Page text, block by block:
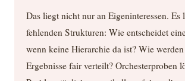
Das liegt nicht nur an Eigeninteressen. Es
fehlenden Strukturen: Wie entscheidet
wenn keine Hierarchie da ist? Wie
Ergebnisse fair verteilt? Orchesterproben